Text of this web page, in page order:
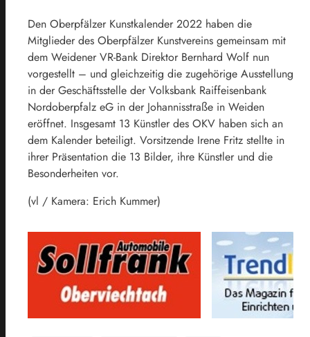
Den Oberpfälzer Kunstkalender 2022 haben die
Mitglieder des Oberpfälzer Kunstvereins gemeinsam mit
dem Weidener VR-Bank Direktor Bernhard Wolf nun
vorgestellt – und gleichzeitig die zugehörige Ausstellung
in der Geschäftsstelle der Volksbank Raiffeisenbank
Nordoberpfalz eG in der Johannisstraße in Weiden
eröffnet. Insgesamt 13 Künstler des OKV haben sich an
dem Kalender beteiligt. Vorsitzende Irene Fritz stellte in
ihrer Präsentation die 13 Bilder, ihre Künstler und die
Besonderheiten vor.
(vl / Kamera: Erich Kummer)